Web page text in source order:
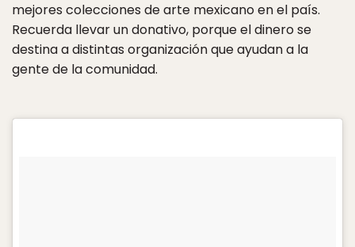
mejores colecciones de arte mexicano en el país.
Recuerda llevar un donativo, porque el dinero se
destina a distintas organización que ayudan a la
gente de la comunidad.